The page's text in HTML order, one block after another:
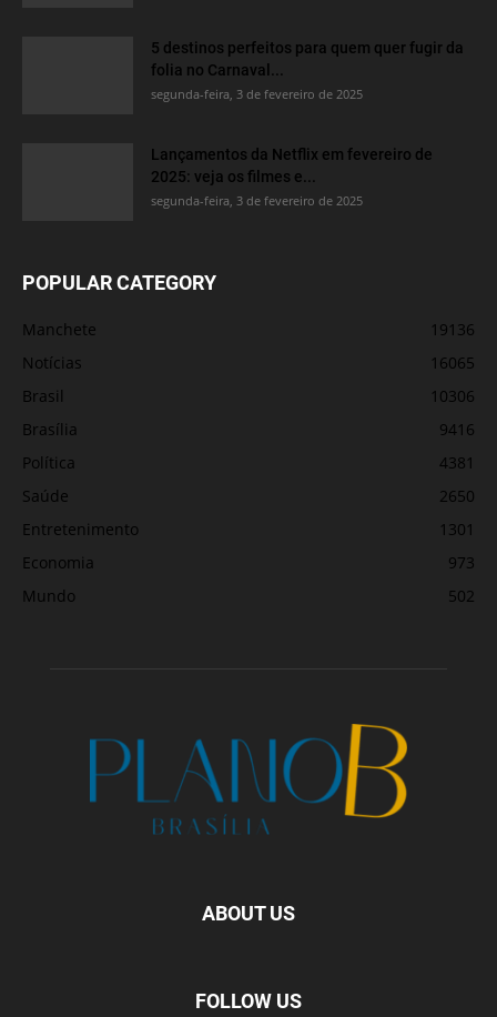
5 destinos perfeitos para quem quer fugir da
folia no Carnaval...
segunda-feira, 3 de fevereiro de 2025
Lançamentos da Netflix em fevereiro de
2025: veja os filmes e...
segunda-feira, 3 de fevereiro de 2025
POPULAR CATEGORY
Manchete
19136
Notícias
16065
Brasil
10306
Brasília
9416
Política
4381
Saúde
2650
Entretenimento
1301
Economia
973
Mundo
502
ABOUT US
FOLLOW US